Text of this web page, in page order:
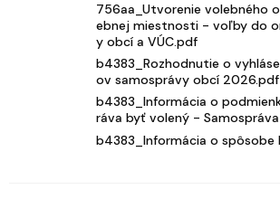
756aa_Utvorenie volebného
ebnej miestnosti - voľby do
y obcí a VÚC.pdf
b4383_Rozhodnutie o
ov samosprávy obcí 2026.pdf
b4383_Informácia o
ráva byť volený -
b4383_Informácia o spôsobe